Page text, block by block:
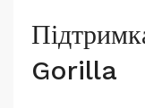
Gorilla